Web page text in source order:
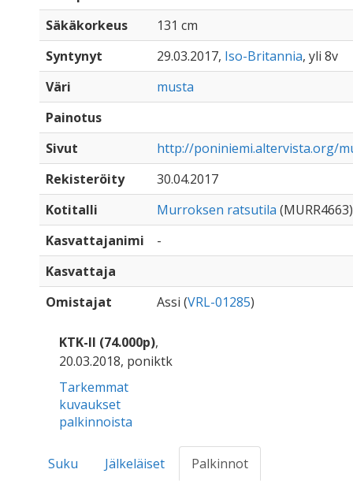
Säkäkorkeus
131 cm
Syntynyt
29.03.2017, Iso-Britannia, yli 8v
Väri
musta
Painotus
Sivut
http://poniniemi.altervista.org/
Rekisteröity
30.04.2017
Kotitalli
Murroksen ratsutila (MURR4663)
Kasvattajanimi
-
Kasvattaja
Omistajat
Assi (VRL-01285)
KTK-II (74.000p),
20.03.2018, poniktk
Tarkemmat
kuvaukset
palkinnoista
Suku Jälkeläiset
Palkinnot